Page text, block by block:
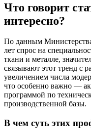
Что говорит
интересно?
По данным
лет спрос на
ткани и металле,
связывают этот тренд с
увеличением числа
что особенно важно —
программой по
производственной базы.
В чем суть этих